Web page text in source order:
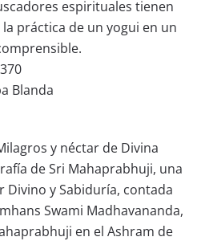
espirituales tienen
práctica de un yogui en un
Blanda
y néctar de Divina
de Sri Mahaprabhuji, una
Divino y Sabiduría, contada
Swami Madhavananda,
en el Ashram de